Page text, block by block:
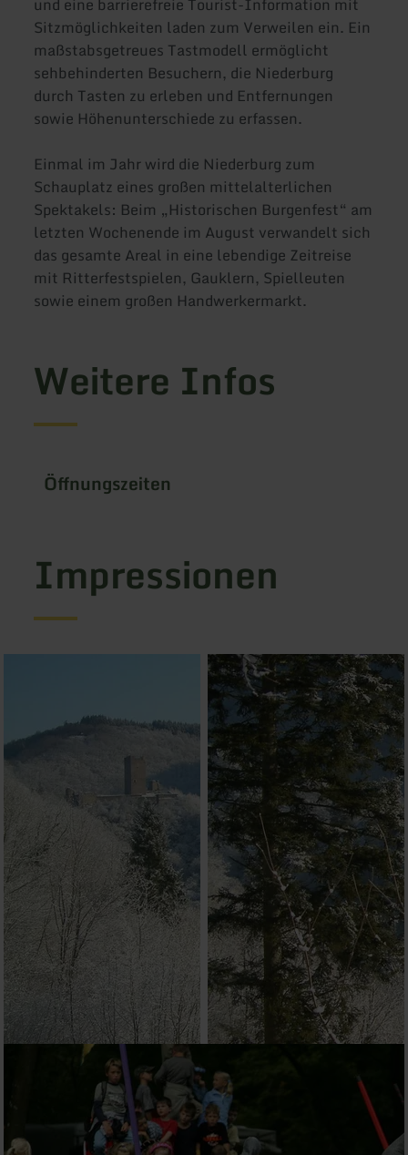
Sitzmöglichkeiten laden zum Verweilen ein. Ein
maßstabsgetreues Tastmodell ermöglicht
sehbehinderten Besuchern, die Niederburg
durch Tasten zu erleben und Entfernungen
sowie Höhenunterschiede zu erfassen.
Einmal im Jahr wird die Niederburg zum
Schauplatz eines großen mittelalterlichen
Spektakels: Beim „Historischen Burgenfest“ am
letzten Wochenende im August verwandelt sich
das gesamte Areal in eine lebendige Zeitreise
mit Ritterfestspielen, Gauklern, Spielleuten
sowie einem großen Handwerkermarkt.
Weitere Infos
Öffnungszeiten
Impressionen